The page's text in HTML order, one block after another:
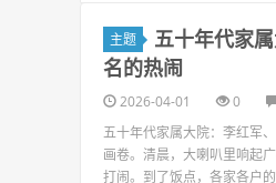
主题
五十年代家
名的热闹
2026-04-01 0
五十年代家属大院：李红军
画卷。清晨，大喇叭里响起
打闹。到了饭点，各家各户